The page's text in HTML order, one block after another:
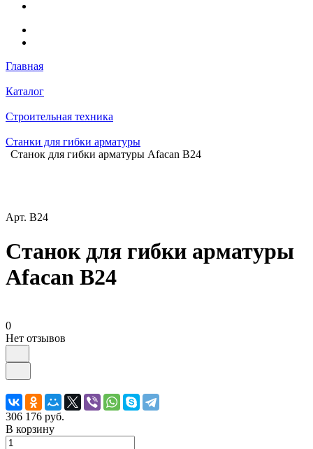
Главная
Каталог
Строительная техника
Станки для гибки арматуры
Станок для гибки арматуры Afacan B24
Арт. B24
Станок для гибки арматуры
Afacan B24
0
Нет отзывов
306 176 руб.
В корзину